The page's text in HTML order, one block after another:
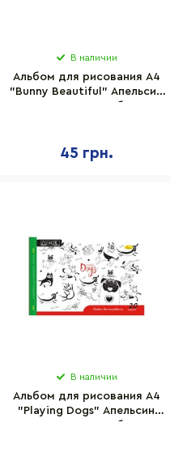
В наличии
Альбом для рисования A4
"Bunny Beautiful" Апельсин
45 грн.
В наличии
Альбом для рисования A4
"Playing Dogs" Апельсин